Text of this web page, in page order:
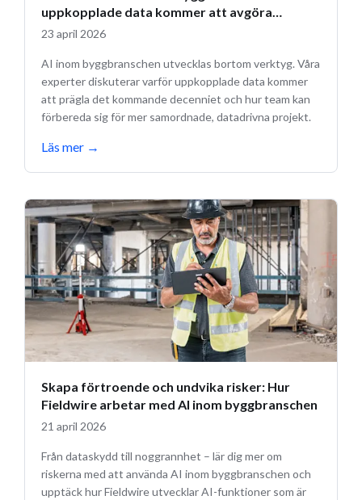
uppkopplade data kommer att avgöra
framtiden
23 april 2026
AI inom byggbranschen utvecklas bortom verktyg. Våra
experter diskuterar varför uppkopplade data kommer
att prägla det kommande decenniet och hur team kan
förbereda sig för mer samordnade, datadrivna projekt.
Läs mer →
Skapa förtroende och undvika risker: Hur
Fieldwire arbetar med AI inom byggbranschen
21 april 2026
Från dataskydd till noggrannhet – lär dig mer om
riskerna med att använda AI inom byggbranschen och
upptäck hur Fieldwire utvecklar AI-funktioner som är